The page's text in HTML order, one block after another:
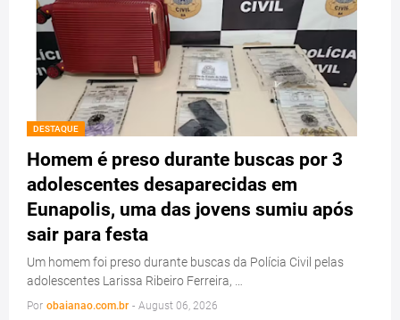
DESTAQUE
Homem é preso durante buscas por 3
adolescentes desaparecidas em
Eunapolis, uma das jovens sumiu após
sair para festa
Um homem foi preso durante buscas da Polícia Civil pelas
adolescentes Larissa Ribeiro Ferreira, …
Por obaianao.com.br - August 06, 2026